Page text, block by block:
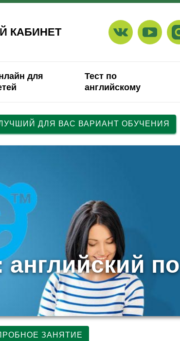
КАБИНЕТ
для
Тест по
английскому
ДЛЯ ВАС ВАРИАНТ ОБУЧЕНИЯ
по
ЗАНЯТИЕ